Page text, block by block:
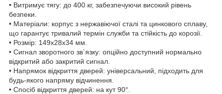
• Витримує тягу: до 400 кг, забезпечуючи високий рівень
безпеки.
• Матеріали: корпус з нержавіючої сталі та цинкового сплаву,
що гарантує тривалий термін служби та стійкість до корозії.
• Розмір: 149х28х34 мм.
• Сигнал зворотного зв`язку: опційно доступний нормально
відкритий або закритий сигнал.
• Напрямок відкриття дверей: універсальний, підходить для
будь-якого напряму відчинення.
• Спосіб відкриття дверей: на кут 90°.